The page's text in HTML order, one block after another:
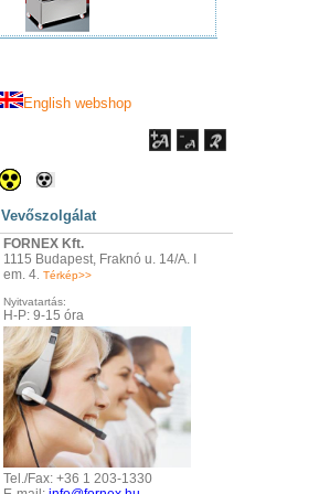
English webshop
Vevőszolgálat
FORNEX Kft.
1115 Budapest, Fraknó u. 14/A. I
em. 4 Térkép>>
Nyitvatartás:
H-P: 9-15 óra
Tel./Fax: +36 1 203-1330